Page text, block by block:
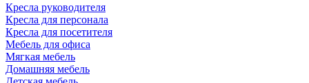
Кресла руководителя
Кресла для персонала
Кресла для посетителя
Мебель для офиса
Мягкая мебель
Домашняя мебель